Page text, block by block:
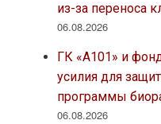
из-за переноса
06.08.2026
ГК «А101» и
усилия для
программы
06.08.2026